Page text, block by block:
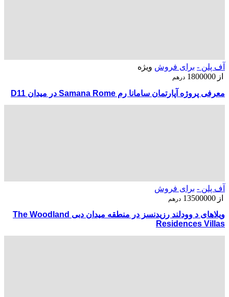
آف پلن - برای فروش ویژه
از 1800000 درهم
معرفی پروژه آپارتمان سامانا رم Samana Rome در میدان D11
آف پلن - برای فروش
از 13500000 درهم
ویلاهای د وودلند رزیدنسز در منطقه میدان دبی The Woodland
Residences Villas